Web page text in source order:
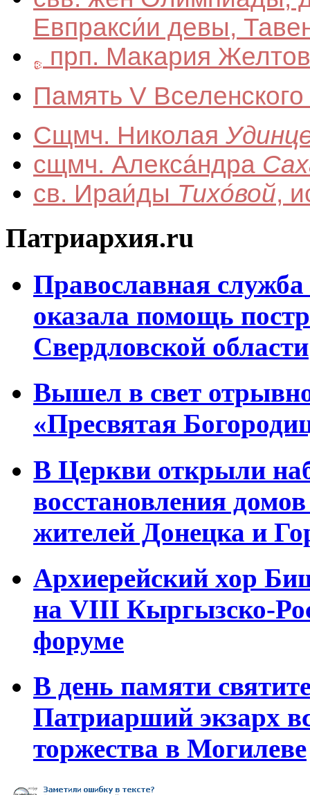
Евпракси́и девы,
прп. Макария
Память V
Сщмч. Николая
сщмч. Алекса́ндра
св. Ираи́ды Тихо́вой,
Патриархия.ru
Православная
оказала помощь
Свердловской области
Вышел в свет
«Пресвятая
В Церкви открыли
восстановления
жителей Донецка и
Архиерейский хор
на VIII Кыргызско-
форуме
В день памяти
Патриарший экзарх
торжества в Могилеве